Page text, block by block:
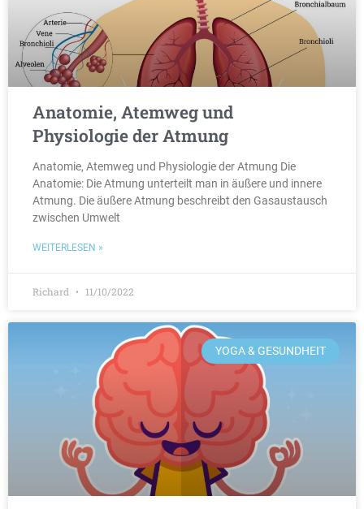
Anatomie, Atemweg und
Physiologie der Atmung
Anatomie, Atemweg und Physiologie der Atmung Die
Anatomie: Die Atmung unterteilt man in äußere und innere
Atmung. Die äußere Atmung beschreibt den Gasaustausch
zwischen Umwelt
WEITERLESEN »
Richard 11/10/2022
YOGA & GESUNDHEIT